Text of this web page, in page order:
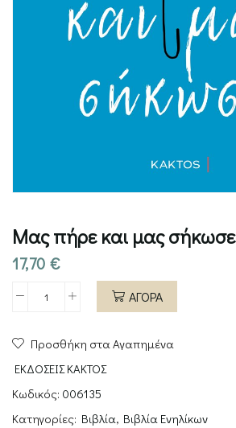
Μας πήρε και μας σήκωσε
17,70 €
Μας
και
μας
σήκωσε
ποσότητα
ΑΓΟΡΑ
Προσθήκη στα Αγαπημένα
ΕΚΔΟΣΕΙΣ ΚΑΚΤΟΣ
Κωδικός: 006135
Κατηγορίες: Βιβλία, Βιβλία Ενηλίκων